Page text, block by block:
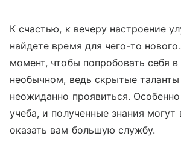
К счастью, к вечеру настроение
найдете время для чего-то
момент, чтобы попробовать себя
необычном, ведь скрытые
неожиданно проявиться.
учеба, и полученные знания
оказать вам большую службу.